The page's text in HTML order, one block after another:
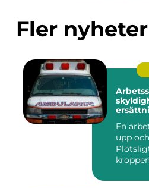
Fler nyheter
Arbetsskada
En
upp